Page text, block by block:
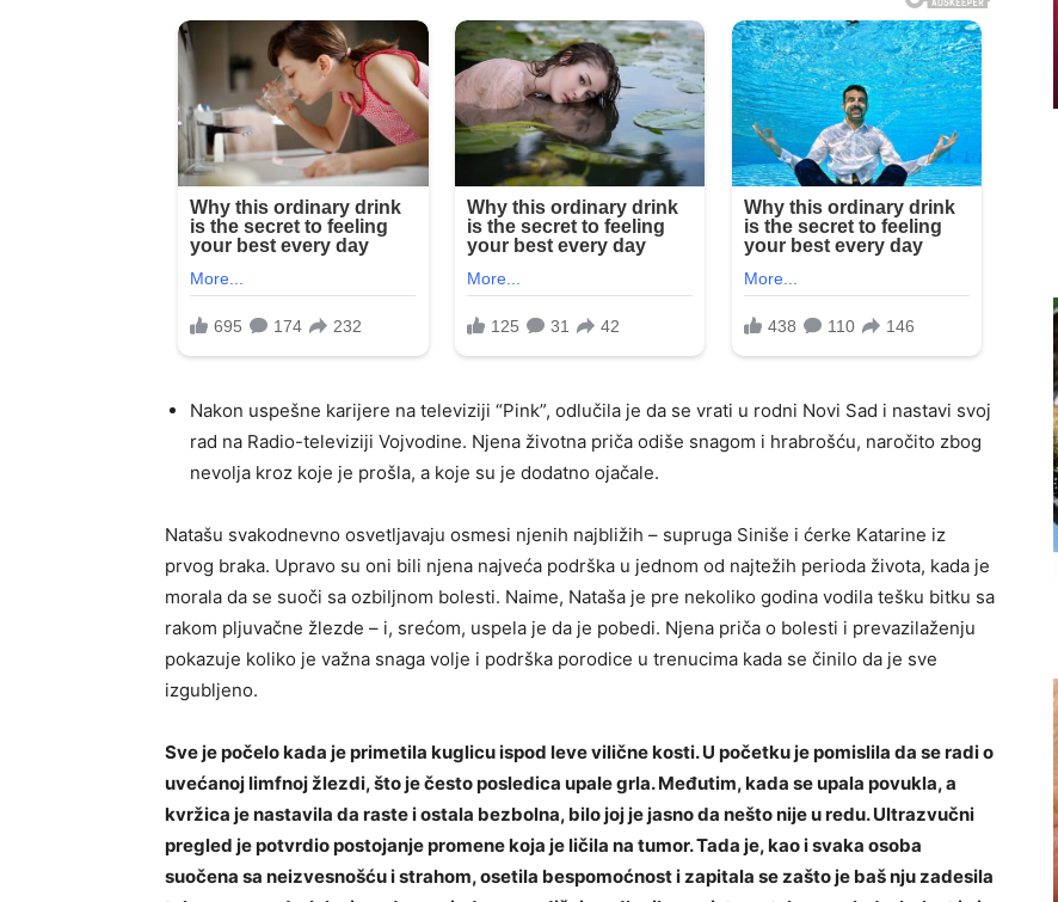
Nakon uspešne karijere na televiziji “Pink”, odlučila je da se vrati u rodni Novi Sad i nastavi svoj
rad na Radio-televiziji Vojvodine. Njena životna priča odiše snagom i hrabrošću, naročito zbog
nevolja kroz koje je prošla, a koje su je dodatno ojačale.
Natašu svakodnevno osvetljavaju osmesi njenih najbližih – supruga Siniše i ćerke Katarine iz
prvog braka. Upravo su oni bili njena najveća podrška u jednom od najtežih perioda života, kada je
morala da se suoči sa ozbiljnom bolesti. Naime, Nataša je pre nekoliko godina vodila tešku bitku sa
rakom pljuvačne žlezde – i, srećom, uspela je da je pobedi. Njena priča o bolesti i prevazilaženju
pokazuje koliko je važna snaga volje i podrška porodice u trenucima kada se činilo da je sve
izgubljeno.
Sve je počelo kada je primetila kuglicu ispod leve vilične kosti. U početku je pomislila da se radi o
uvećanoj limfnoj žlezdi, što je često posledica upale grla. Međutim, kada se upala povukla, a
kvržica je nastavila da raste i ostala bezbolna, bilo joj je jasno da nešto nije u redu. Ultrazvučni
pregled je potvrdio postojanje promene koja je ličila na tumor. Tada je, kao i svaka osoba
suočena sa neizvesnošću i strahom, osetila bespomoćnost i zapitala se zašto je baš nju zadesila